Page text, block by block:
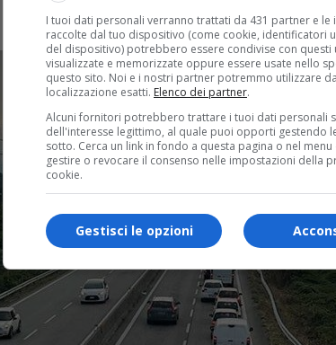
I tuoi dati personali verranno trattati da 431 partner e le
raccolte dal tuo dispositivo (come cookie, identificatori
del dispositivo) potrebbero essere condivise con questi
visualizzate e memorizzate oppure essere usate nello
questo sito. Noi e i nostri partner potremmo utilizzare
localizzazione esatti. Elenco dei partner.
Alcuni fornitori potrebbero trattare i tuoi dati personali
dell'interesse legittimo, al quale puoi opporti gestendo
sotto. Cerca un link in fondo a questa pagina o nel
gestire o revocare il consenso nelle impostazioni della
cookie.
Gestisci le opzioni